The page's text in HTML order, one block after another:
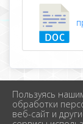
2026 г.
Вход
Пользуясь
обработки
веб-сайт и